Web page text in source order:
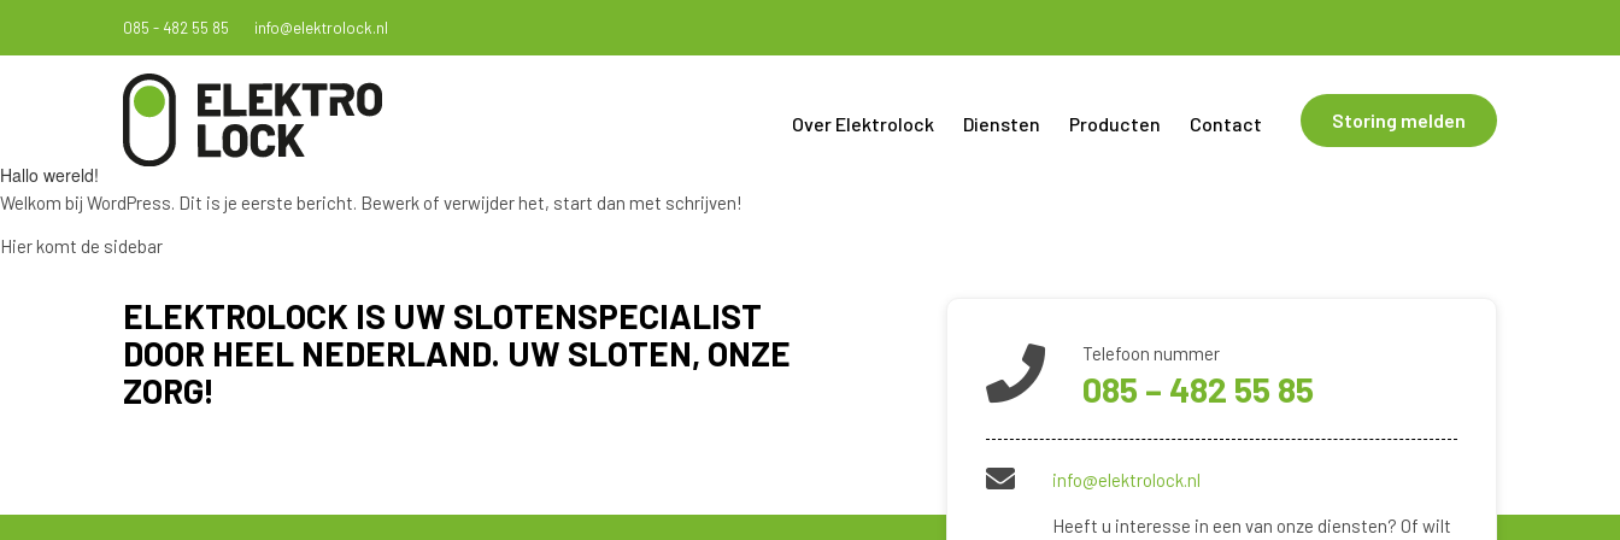
085 - 482 55 85 info@elektrolock.nl
Storing melden
Over Elektrolock Diensten Producten Contact
Hallo wereld!
Welkom bij WordPress. Dit is je eerste bericht. Bewerk of verwijder het, start dan met schrijven!
Hier komt de sidebar
ELEKTROLOCK IS UW SLOTENSPECIALIST
DOOR HEEL NEDERLAND. UW SLOTEN, ONZE
ZORG!
Telefoon nummer
085 – 482 55 85
info@elektrolock.nl
Heeft u interesse in een van onze diensten? Of wilt